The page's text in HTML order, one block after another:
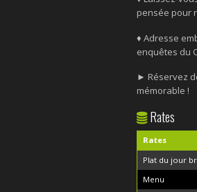
pensée pour
♦ Adresse
enquêtes du
► Réservez
mémorable !
Rates
Rates
Plat du jour
Menu